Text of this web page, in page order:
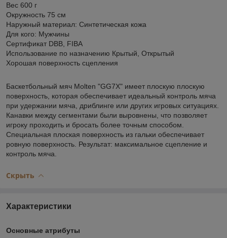
Вес 600 г
Окружность 75 см
Наружный материал: Синтетическая кожа
Для кого: Мужчины
Сертификат DBB, FIBA
Использование по назначению Крытый, Открытый
Хорошая поверхность сцепления
Баскетбольный мяч Molten "GG7X" имеет плоскую плоскую
поверхность, которая обеспечивает идеальный контроль мяча
при удержании мяча, дриблинге или других игровых ситуациях.
Канавки между сегментами были выровнены, что позволяет
игроку проходить и бросать более точным способом.
Специальная плоская поверхность из гальки обеспечивает
ровную поверхность. Результат: максимальное сцепление и
контроль мяча.
Скрыть
Характеристики
Основные атрибуты